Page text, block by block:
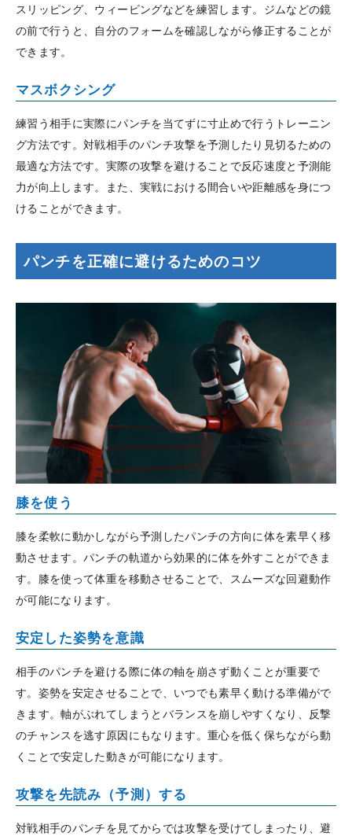
スリッピング、ウィービングなどを練習します。ジムなどの鏡
の前で行うと、自分のフォームを確認しながら修正することが
できます。
マスボクシング
練習う相手に実際にパンチを当てずに寸止めで行うトレーニン
グ方法です。対戦相手のパンチ攻撃を予測したり見切るための
最適な方法です。実際の攻撃を避けることで反応速度と予測能
力が向上します。また、実戦における間合いや距離感を身につ
けることができます。
パンチを正確に避けるためのコツ
膝を使う
膝を柔軟に動かしながら予測したパンチの方向に体を素早く移
動させます。パンチの軌道から効果的に体を外すことができま
す。膝を使って体重を移動させることで、スムーズな回避動作
が可能になります。
安定した姿勢を意識
相手のパンチを避ける際に体の軸を崩さず動くことが重要で
す。姿勢を安定させることで、いつでも素早く動ける準備がで
きます。軸がぶれてしまうとバランスを崩しやすくなり、反撃
のチャンスを逃す原因にもなります。重心を低く保ちながら動
くことで安定した動きが可能になります。
攻撃を先読み（予測）する
対戦相手のパンチを見てからでは攻撃を受けてしまったり、避